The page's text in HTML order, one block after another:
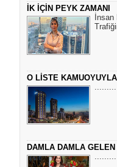
BİR ROMAN
EMİR
MACİT
BİR KEDİNİN
İK İÇİN PEYK ZAMANI
O LİSTE
.........
DAMLA DAMLA GELEN
.........